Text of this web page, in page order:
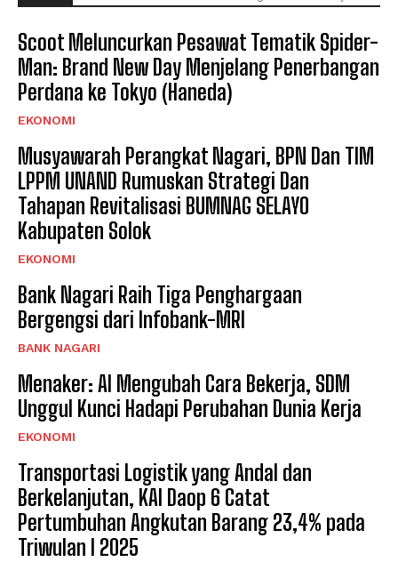
Scoot Meluncurkan Pesawat Tematik Spider-
Man: Brand New Day Menjelang Penerbangan
Perdana ke Tokyo (Haneda)
EKONOMI
Musyawarah Perangkat Nagari, BPN Dan TIM
LPPM UNAND Rumuskan Strategi Dan
Tahapan Revitalisasi BUMNAG SELAYO
Kabupaten Solok
EKONOMI
Bank Nagari Raih Tiga Penghargaan
Bergengsi dari Infobank-MRI
BANK NAGARI
Menaker: AI Mengubah Cara Bekerja, SDM
Unggul Kunci Hadapi Perubahan Dunia Kerja
EKONOMI
Transportasi Logistik yang Andal dan
Berkelanjutan, KAI Daop 6 Catat
Pertumbuhan Angkutan Barang 23,4% pada
Triwulan I 2025